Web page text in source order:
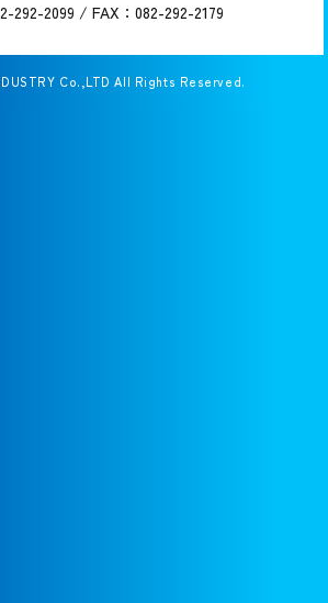
292-2099 / FAX：082-292-2179
Co.,LTD All Rights Reserved.